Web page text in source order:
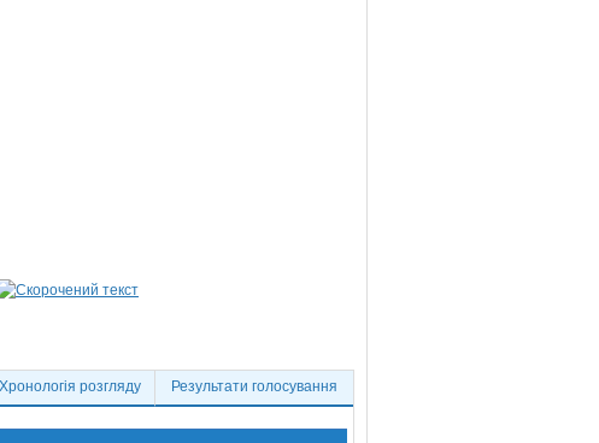
Хронологія розгляду Результати голосування